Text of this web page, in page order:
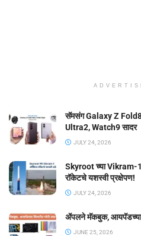
सॅमसंग Galaxy Z
Ultra2, Watch9 सादर
JULY 24, 2026
Skyroot च्या Vikram-1
रॉकेटचे यशस्वी प्रक्षेपण!
JULY 24, 2026
ॲपलने मॅकबुक, आयपॅडच्या
JUNE 25, 2026